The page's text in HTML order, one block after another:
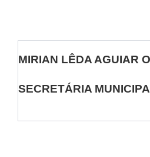
MIRIAN LÊDA AGUIAR
SECRETÁRIA